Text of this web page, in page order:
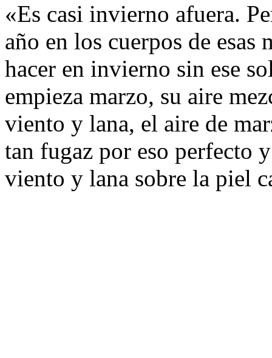
«Es casi invierno afuera.
año en los cuerpos de esas
hacer en invierno sin ese
empieza marzo, su aire
viento y lana, el aire de
tan fugaz por eso perfecto
viento y lana sobre la piel